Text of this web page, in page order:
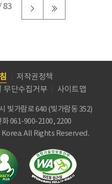
83
저작권정책
무단수집거부
사이트맵
빛가람로 640 (빛가람동 352)
화 061-900-2100, 2200
All Rights Reserved.